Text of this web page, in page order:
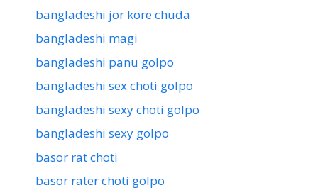
bangladeshi jor kore chuda
bangladeshi magi
bangladeshi panu golpo
bangladeshi sex choti golpo
bangladeshi sexy choti golpo
bangladeshi sexy golpo
basor rat choti
basor rater choti golpo